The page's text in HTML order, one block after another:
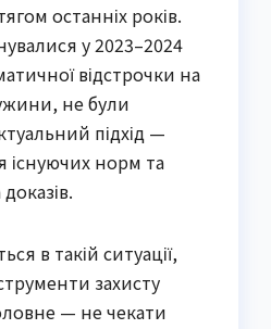
останніх років.
у 2023–2024
відстрочки на
не були
підхід —
існуючих норм та
в такій ситуації,
захисту
— не чекати